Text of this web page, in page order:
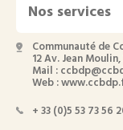
Nos services
Communauté de
12 Av. Jean
Mail :
Web :
+ 33 (0)5 53 73 56